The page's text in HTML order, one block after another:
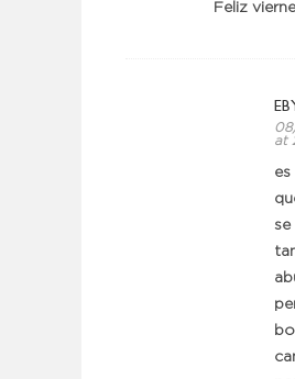
Feliz
at
se